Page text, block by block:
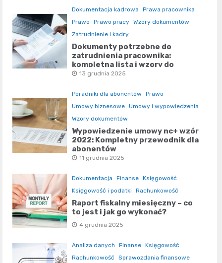
Dokumentacja kadrowa
Prawa pracownika
Prawo
Prawo pracy Wzory dokumentów
Zatrudnienie i kadry
Dokumenty potrzebne do
zatrudnienia pracownika:
kompletna lista i wzory do
pobrania
13 grudnia 2025
Poradniki dla abonentów
Prawo
Umowy biznesowe Umowy i wypowiedzenia
Wzory dokumentów
Wypowiedzenie umowy nc+ wzór
2022: Kompletny przewodnik dla
abonentów
11 grudnia 2025
Dokumentacja Finanse Księgowość
Księgowość i podatki
Rachunkowość
Raport fiskalny miesięczny – co
to jest i jak go wykonać?
4 grudnia 2025
Analiza danych Finanse Księgowość
Rachunkowość
Sprawozdania finansowe